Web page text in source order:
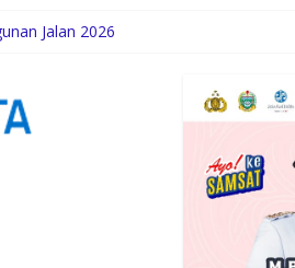
Jalan 2026
Harus Dirasakan
Parit Jalan Taduan dari
Upacara HUT ke-81 RI di Istana